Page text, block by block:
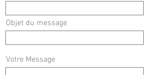
Objet du message
Votre Message